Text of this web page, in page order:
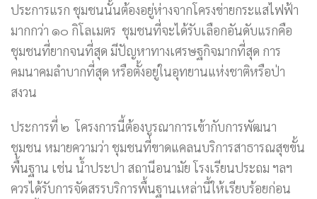
ประการแรก ชุมชนนั้นต้องอยู่ห่างจากโครงข่ายกระแสไฟฟ้า
มากกว่า ๑๐ กิโลเมตร ชุมชนที่จะได้รับเลือกอันดับแรกคือ
ชุมชนที่ยากจนที่สุด มีปัญหาทางเศรษฐกิจมากที่สุด การ
คมนาคมลำบากที่สุด หรือตั้งอยู่ในอุทยานแห่งชาติหรือป่า
สงวน
ประการที่ ๒ โครงการนี้ต้องบูรณาการเข้ากับการพัฒนา
ชุมชน หมายความว่า ชุมชนที่ขาดแคลนบริการสาธารณสุขขั้น
พื้นฐาน เช่น น้ำประปา สถานีอนามัย โรงเรียนประถม ฯลฯ
ควรได้รับการจัดสรรบริการพื้นฐานเหล่านี้ให้เรียบร้อยก่อน